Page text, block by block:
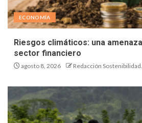
ECONOMÍA
Riesgos climáticos: una
sector financiero
agosto 8, 2026 Redacción